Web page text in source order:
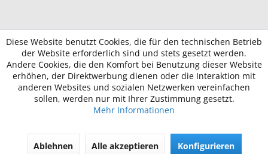
Diese Website benutzt Cookies, die für den technischen Betrieb
der Website erforderlich sind und stets gesetzt werden.
Andere Cookies, die den Komfort bei Benutzung dieser Website
erhöhen, der Direktwerbung dienen oder die Interaktion mit
anderen Websites und sozialen Netzwerken vereinfachen
sollen, werden nur mit Ihrer Zustimmung gesetzt.
Mehr Informationen
Ablehnen Alle akzeptieren Konfigurieren